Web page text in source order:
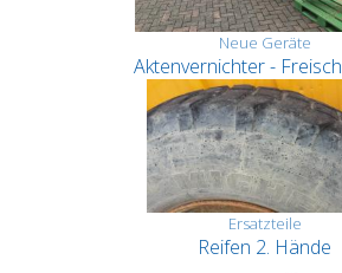
Neue Geräte
Aktenvernichter -
Ersatzteile
Reifen 2. Hände